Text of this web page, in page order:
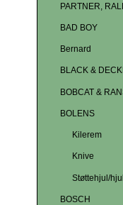
PARTNER,
BAD BOY
Bernard
BLACK &
BOBCAT &
BOLENS
Kilerem
Knive
Støttehjul/hjul
BOSCH